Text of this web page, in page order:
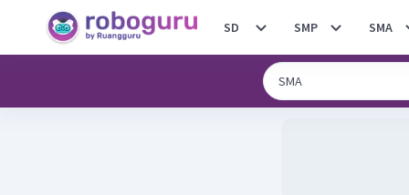
SD SMP SMA